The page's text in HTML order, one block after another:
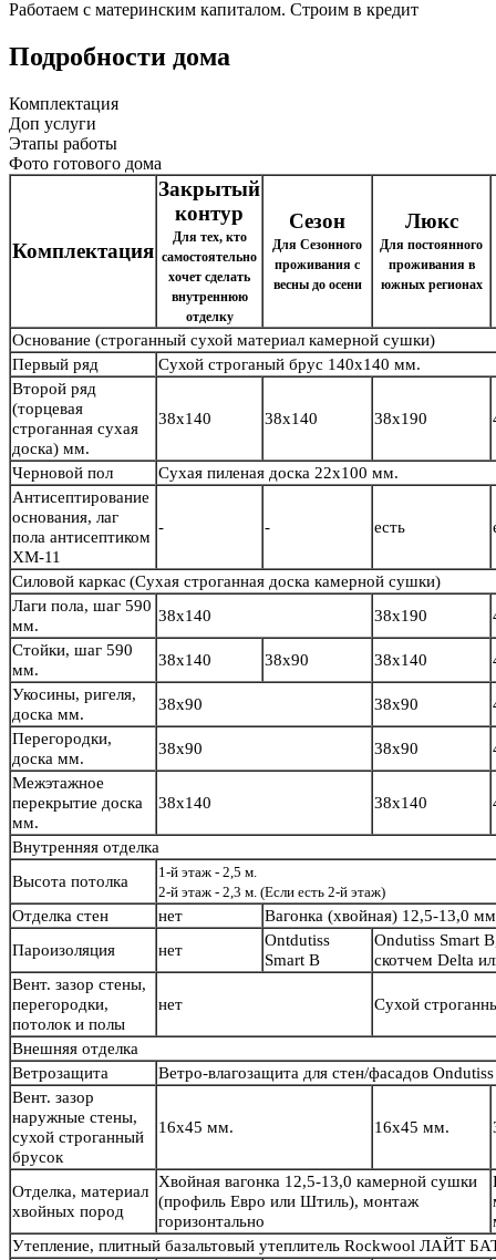
Работаем с материнским капиталом. Строим в кредит
Подробности дома
Комплектация
Доп услуги
Этапы работы
Фото готового дома
Комплектация
Закрытый
контур
Для тех, кто
самостоятельно
хочет сделать
внутреннюю
отделку
Сезон
Для Сезонного
проживания с
весны до осени
Люкс
Для постоянного
проживания в
южных регионах
Основание (строганный сухой материал камерной сушки)
Первый ряд
Сухой строганый брус 140х140 мм.
Второй ряд
(торцевая
строганная сухая
доска) мм.
38х140 38х140 38х190
Черновой пол
Сухая пиленая доска 22х100 мм.
Антисептирование
основания, лаг
пола антисептиком
ХМ-11
- - есть
Силовой каркас(Сухая строганная доска камерной сушки)
Лаги пола, шаг 590
мм.
38х140 38х190
Стойки, шаг 590
мм.
38х140 38х90 38х140
Укосины, ригеля,
доска мм.
38х90 38х90
Перегородки,
доска мм.
38х90 38х90
Межэтажное
перекрытие доска
мм.
38х140 38х140
Внутренняя отделка
Высота потолка
1-й этаж - 2,5 м.
2-й этаж - 2,3 м. (Если есть 2-й этаж)
Отделка стен нет
Вагонка (хвойная) 12,5-13,0
Пароизоляция
нет
Ontdutiss
Smart B
Ondutiss Smart
скотчем Delta
Вент. зазор стены,
перегородки,
потолок и полы
нет Сухой
Внешняя отделка
Ветрозащита
Ветро-влагозащита для стен/фасадов
Вент. зазор
наружные стены,
сухой строганный
брусок
16х45 мм. 16х45 мм.
Отделка, материал
хвойных пород
Хвойная вагонка 12,5-13,0 камерной сушки
(профиль Евро или Штиль), монтаж
горизонтально
Утепление, плитный базальтовый утеплитель Rockwool ЛАЙТ